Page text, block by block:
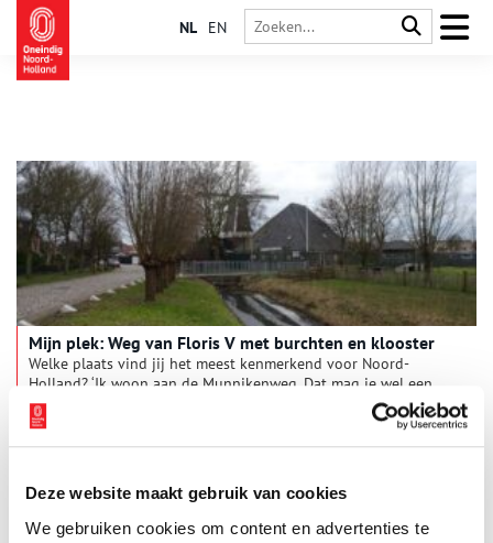
Deze website maakt gebruik van cookies
We gebruiken cookies om content en advertenties te
NL EN
Mijn plek: Weg van Floris V met burchten en klooster
Welke plaats vind jij het meest kenmerkend voor Noord-
Holland? ‘Ik woon aan de Munnikenweg. Dat mag je wel een
bijzondere plek noemen.’ Guus Breebaart-Beuse heeft gelijk.
Want wie woont er aan een weg die eeuwen geleden door
Floris V is aangelegd en waar de graaf dwangburchten liet